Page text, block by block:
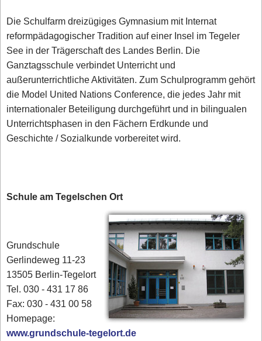
Die Schulfarm dreizügiges Gymnasium mit Internat
reformpädagogischer Tradition auf einer Insel im Tegeler
See in der Trägerschaft des Landes Berlin. Die
Ganztagsschule verbindet Unterricht und
außerunterrichtliche Aktivitäten. Zum Schulprogramm gehört
die Model United Nations Conference, die jedes Jahr mit
internationaler Beteiligung durchgeführt und in bilingualen
Unterrichtsphasen in den Fächern Erdkunde und
Geschichte / Sozialkunde vorbereitet wird.
Schule am Tegelschen Ort
Grundschule
Gerlindeweg 11-23
13505 Berlin-Tegelort
Tel. 030 - 431 17 86‎
Fax: 030 - 431 00 58‎
Homepage:
www.grundschule-tegelort.de